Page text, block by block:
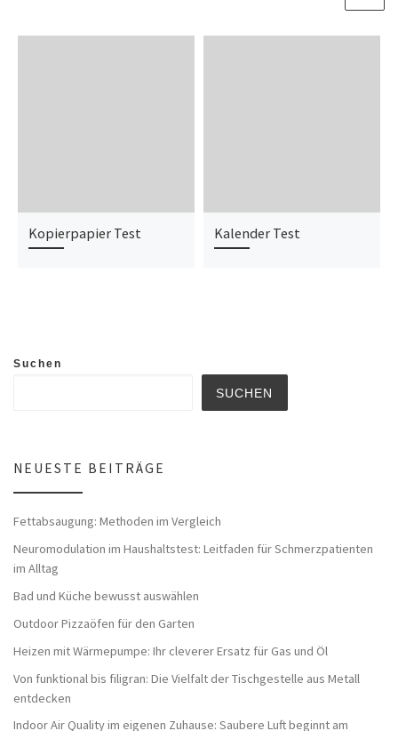
Kopierpapier Test Kalender Test
Suchen
SUCHEN
NEUESTE BEITRÄGE
Fettabsaugung: Methoden im Vergleich
Neuromodulation im Haushaltstest: Leitfaden für Schmerzpatienten
im Alltag
Bad und Küche bewusst auswählen
Outdoor Pizzaöfen für den Garten
Heizen mit Wärmepumpe: Ihr cleverer Ersatz für Gas und Öl
Von funktional bis filigran: Die Vielfalt der Tischgestelle aus Metall
entdecken
Indoor Air Quality im eigenen Zuhause: Saubere Luft beginnt am